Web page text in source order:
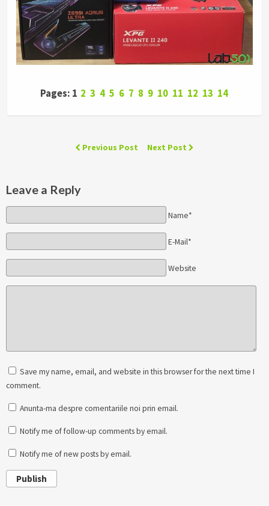
Pages: 1 2 3 4 5 6 7 8 9 10 11 12 13 14
Previous Post Next Post
Leave a Reply
Name*
E-Mail*
Website
Save my name, email, and website in this browser for the next time I
comment.
Anunta-ma despre comentariile noi prin email.
Notify me of follow-up comments by email.
Notify me of new posts by email.
Publish